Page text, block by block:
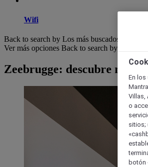
Wifi
Back to search by Los más buscados
Ver más opciones Back to search by categories
Zeebrugge: descubre
En los
Villas,
o
sitios;
botón